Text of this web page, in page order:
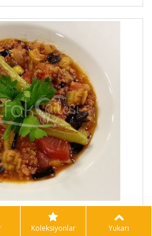
Koleksiyonlar Yukarı